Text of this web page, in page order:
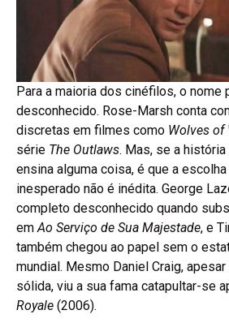
Para a maioria dos cinéfilos, o nome
desconhecido. Rose-Marsh conta
discretas em filmes como Wolves of
série The Outlaws. Mas, se a
ensina alguma coisa, é que a
inesperado não é inédita. George
completo desconhecido quando
emAo Serviço de Sua Majestade, e
também chegou ao papel sem o
mundial. Mesmo Daniel Craig,
sólida, viu a sua fama catapultar-se
Royale (2006).